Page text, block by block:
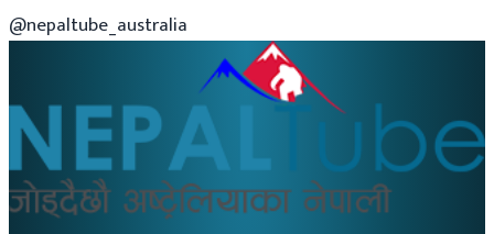
@nepaltube_australia